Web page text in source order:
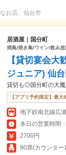
お店、仙台市
居酒屋｜国分町
焼鳥/焼き鳥/ワイン/飲み
【貸切宴会
ジュニア) 仙台
貸切も◎国分町の大
【アプリ予約限定】最
地下鉄南北線
本日の営業時間
2700円
90席(カウンター